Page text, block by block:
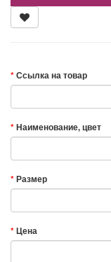
Ссылка на товар
Наименование, цвет
Размер
Цена